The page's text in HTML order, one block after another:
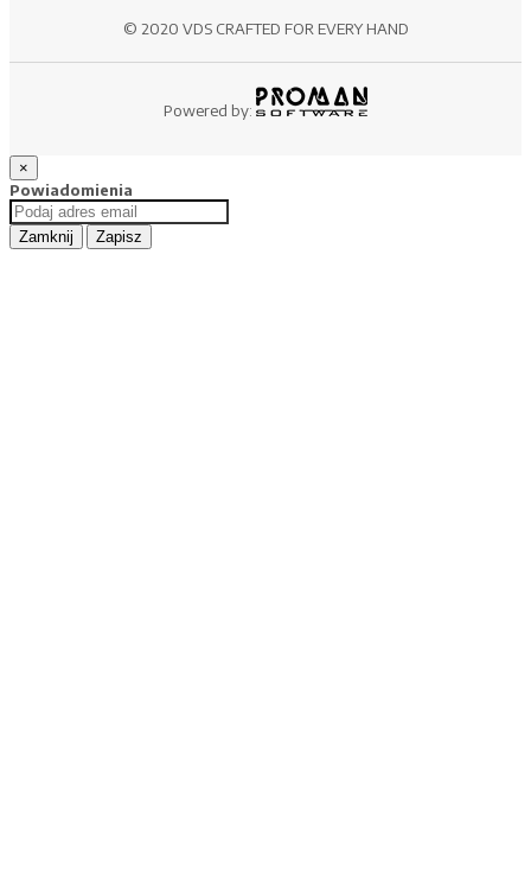
© 2020 VDS CRAFTED FOR EVERY HAND
Powered by:
×
Powiadomienia
Zamknij Zapisz